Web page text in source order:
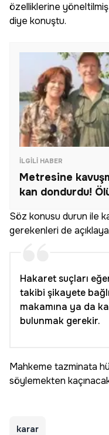
özelliklerine yöneltilmiş
diye konuştu.
İLGILI HABER
Metresine
kan dondurdu!
Söz konusu durun ile
gerekenleri de
Hakaret suçları
takibi şikayete
makamına ya da
bulunmak gerekir.
Mahkeme tazminata
söylemekten
karar